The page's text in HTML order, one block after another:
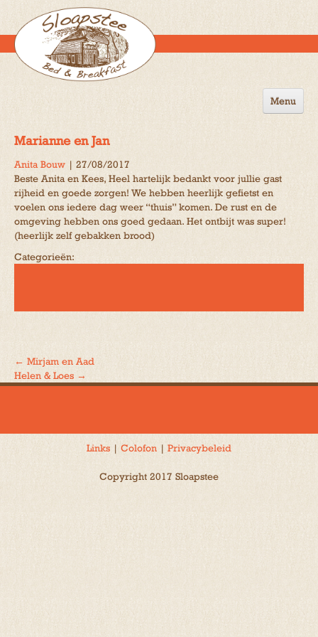
Menu
Omgeving
Activiteiten
Marianne en Jan
Anita Bouw | 27/08/2017
Beste Anita en Kees, Heel hartelijk bedankt voor jullie gast
rijheid en goede zorgen! We hebben heerlijk gefietst en
voelen ons iedere dag weer “thuis” komen. De rust en de
omgeving hebben ons goed gedaan. Het ontbijt was super!
(heerlijk zelf gebakken brood)
Categorieën:
Bericht
← Mirjam en Aad
Helen & Loes →
Links | Colofon | Privacybeleid
Copyright 2017 Sloapstee